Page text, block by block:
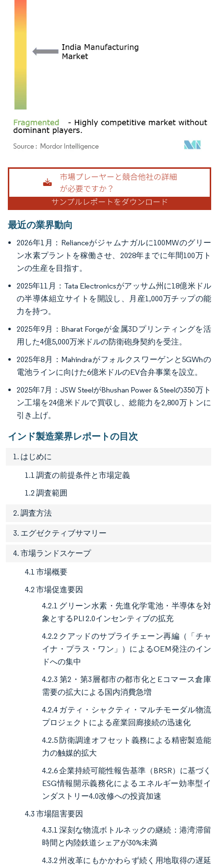
画像 © Mordor Intelligence。再利用にはCC BY 4.0の表示が必要です。
最近の業界動向
2026年1月：Relianceがジャムナガルに100MWのグリー
ン水素プラントを稼働させ、2028年までに年間100万ト
ンの生産を目指す。
2025年11月：Tata Electronicsがアッサム州に18億米ドル
の半導体組立サイトを開設し、月産1,000万チップの能
力を持つ。
2025年9月：Bharat Forgeが金属3Dプリンティングを活
用した4億5,000万米ドルの防衛砲身契約を受注。
2025年8月：Mahindraがフォルクスワーゲンと5GWhの
電池ラインに向けた6億米ドルのEV合弁事業を設立。
2025年7月：JSW SteelがBhushan Power & Steelの350万ト
ン工場を24億米ドルで買収し、総能力を2,800万トンに
引き上げ。
インド製造業界レポートの目次
1. はじめに
1.1 調査の前提条件と市場定義
1.2 調査範囲
2. 調査方法
3. エグゼクティブサマリー
4. 市場ランドスケープ
4.1 市場概要
4.2 市場促進要因
4.2.1 グリーン水素・先進化学電池・半導体を対
象とするPLI 2.0インセンティブの拡充
4.2.2 クアッドのサプライチェーン再編（「チャ
イナ・プラス・ワン」）によるOEM発注のイン
ドへの集中
4.2.3 第2・第3層都市の都市化とEコマース倉庫
需要の拡大による国内消費急増
4.2.4 ガティ・シャクティ・マルチモーダル物流
プロジェクトによる産業回廊接続の迅速化
4.2.5 防衛調達オフセット義務による精密製造能
力の触媒的拡大
4.2.6 企業持続可能性報告基準（BRSR）に基づく
ESG情報開示義務化によるエネルギー効率型イ
ンダストリー4.0改修への投資加速
4.3 市場阻害要因
4.3.1 深刻な物流ボトルネックの継続：港湾滞留
時間と内陸鉄道シェアが30%未満
4.3.2 州改革にもかかわらず続く用地取得の遅延